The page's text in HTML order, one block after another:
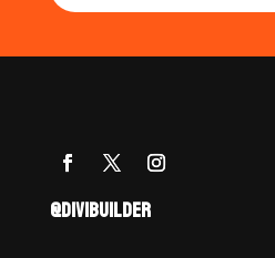
@DIVIBUILDER